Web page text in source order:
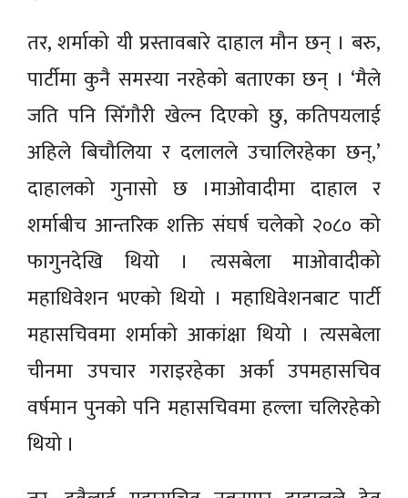
तर, शर्माको यी प्रस्तावबारे दाहाल मौन छन् । बरु,
पार्टीमा कुनै समस्या नरहेको बताएका छन् । ‘मैले
जति पनि सिँगौरी खेल्न दिएको छु, कतिपयलाई
अहिले बिचौलिया र दलालले उचालिरहेका छन्,’
दाहालको गुनासो छ ।माओवादीमा दाहाल र
शर्माबीच आन्तरिक शक्ति संघर्ष चलेको २०८० को
फागुनदेखि थियो । त्यसबेला माओवादीको
महाधिवेशन भएको थियो । महाधिवेशनबाट पार्टी
महासचिवमा शर्माको आकांक्षा थियो । त्यसबेला
चीनमा उपचार गराइरहेका अर्का उपमहासचिव
वर्षमान पुनको पनि महासचिवमा हल्ला चलिरहेको
थियो ।